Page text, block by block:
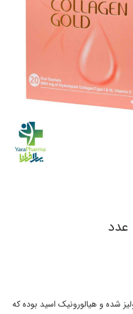
شده و هیالورونیک اسید بوده که